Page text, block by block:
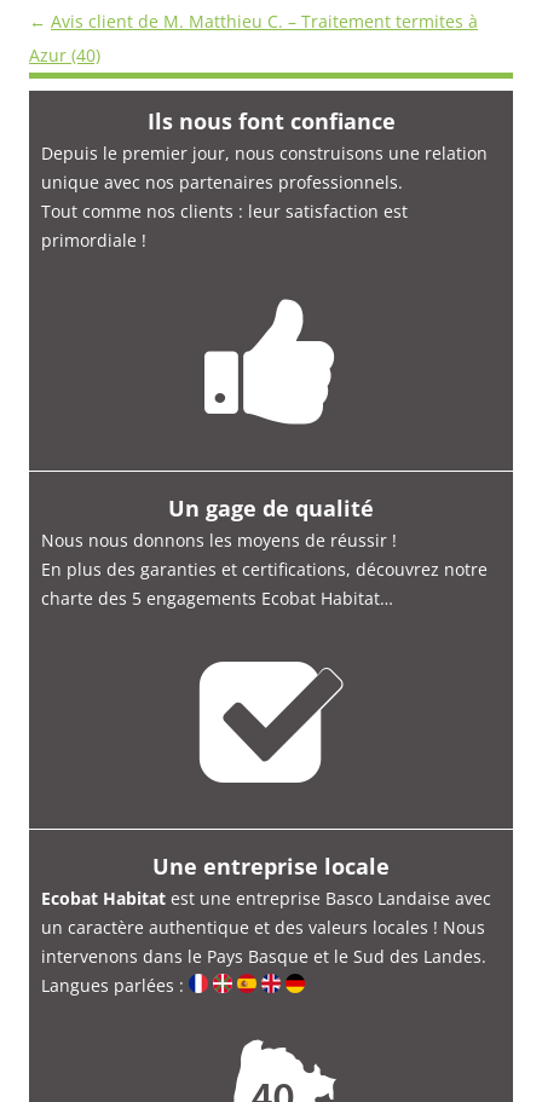
avis
← Avis client de M. Matthieu C. – Traitement termites à
Azur (40)
Ils nous font confiance
Depuis le premier jour, nous construisons une relation
unique avec nos partenaires professionnels.
Tout comme nos clients : leur satisfaction est
primordiale !
Un gage de qualité
Nous nous donnons les moyens de réussir !
En plus des garanties et certifications, découvrez notre
charte des 5 engagements Ecobat Habitat…
Une entreprise locale
Ecobat Habitat est une entreprise Basco Landaise avec
un caractère authentique et des valeurs locales ! Nous
intervenons dans le Pays Basque et le Sud des Landes.
Langues parlées :